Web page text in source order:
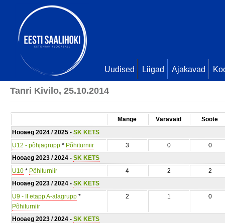
Uudised Liigad Ajakavad
Tanri Kivilo, 25.10.2014
Mänge Väravaid
Sööte
Hooaeg 2024 / 2025 - SK KETS
U12 - põhjagrupp * Põhiturniir 3 0
0
Hooaeg 2023 / 2024 - SK KETS
U10 * Põhiturniir 4 2
2
Hooaeg 2023 / 2024 - SK KETS
U9 - II etapp A-alagrupp *
Põhiturniir
2 1 0
Hooaeg 2023 / 2024 - SK KETS